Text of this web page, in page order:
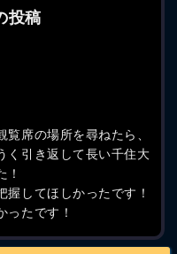
投稿
席の場所を尋ねたら、
く引き返して長い千住大
！
してほしかったです！
ったです！